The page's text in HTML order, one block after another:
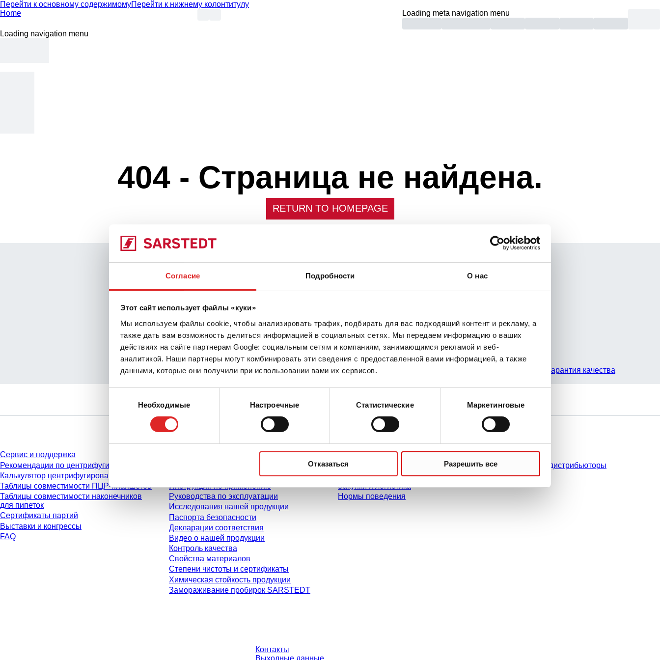
Согласие Подробности О нас
Этот сайт использует файлы «куки»
Мы используем файлы cookie, чтобы анализировать трафик, подбирать для вас подходящий контент и рекламу, а
также дать вам возможность делиться информацией в социальных сетях. Мы передаем информацию о ваших
действиях на сайте партнерам Google: социальным сетям и компаниям, занимающимся рекламой и веб-
аналитикой. Наши партнеры могут комбинировать эти сведения с предоставленной вами информацией, а также
данными, которые они получили при использовании вами их сервисов.
согласияНеобходимые Настроечные Статистические Маркетинговые
Отказаться Разрешить все
Перейти к основному содержимомуПерейти к нижнему колонтитулу
Home
Loading meta navigation menu
Loading navigation menu
404 - Страница не найдена.
RETURN TO HOMEPAGE
Наша гарантия качества
Гарантированная чистота
Высококачественное сырьё
Надёжное качество
Контролируемое производство
Наша гарантия качества
Сервис и поддержка
Рекомендации по центрифугированию
Калькулятор центрифугирования
Таблицы совместимости ПЦР-планшетов
Таблицы совместимости наконечников
для пипеток
Сертификаты партий
Выставки и конгрессы
FAQ
Материалы
Информация для пользователей
Инструкции по применению
Руководства по эксплуатации
Исследования нашей продукции
Паспорта безопасности
Декларации соответствия
Видео о нашей продукции
Контроль качества
Свойства материалов
Степени чистоты и сертификаты
Химическая стойкость продукции
Замораживание пробирок SARSTEDT
Компания и карьера
Карьера
О нас
История
Закупки и логистика
Нормы поведения
У Вас есть вопросы?
Контакты
Филиалы и дистрибьюторы
Контакты